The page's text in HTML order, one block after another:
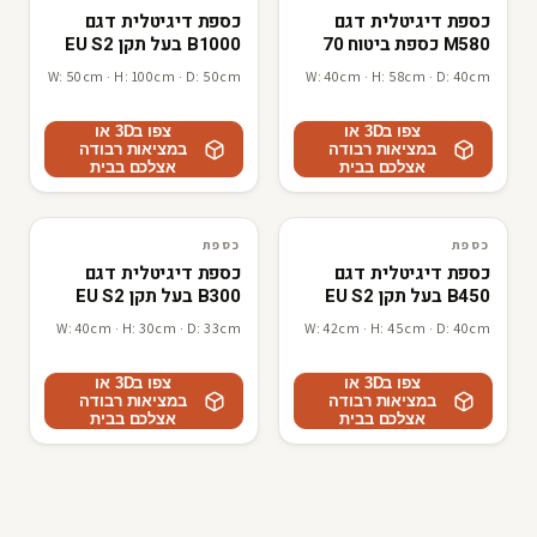
כספת דיגיטלית דגם
M580 כספת ביטוח 70
ק"ג
W: 40cm · H: 58cm · D: 40cm
צפו ב3D או
במציאות רבודה
אצלכם בבית
כספת דיגיטלית דגם
B1000 בעל תקן EU S2
להגנה מקסימלית 155
ק"גתוצרת ישראל כספת
לנשק ארוך
W: 50cm · H: 100cm · D: 50cm
צפו ב3D או
במציאות רבודה
אצלכם בבית
3D · AR
כספת
F
L
R
B
כספת
כספת דיגיטלית דגם
B450 בעל תקן EU S2
להגנה מקסימלית 83 ק"ג
תוצרת ישראל
W: 42cm · H: 45cm · D: 40cm
צפו ב3D או
במציאות רבודה
אצלכם בבית
3D · AR
כספת
F
L
R
B
כספת
כספת דיגיטלית דגם
B300 בעל תקן EU S2
להגנה מקסימלית 51 ק"ג
תוצרת ישראל
W: 40cm · H: 30cm · D: 33cm
צפו ב3D או
במציאות רבודה
אצלכם בבית